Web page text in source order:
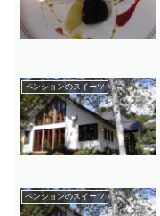
ペンションのスイーツ
ペンションのスイーツ